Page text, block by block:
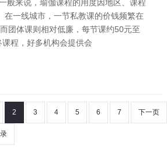
般来说，瑜伽课程的用度因地区、课程
在一线城市，一节私教课的价钱频繁在
团体课则相对低廉，每节课约50元至
程，好多机构会提供会
2 3 4 5 6 7 下一页